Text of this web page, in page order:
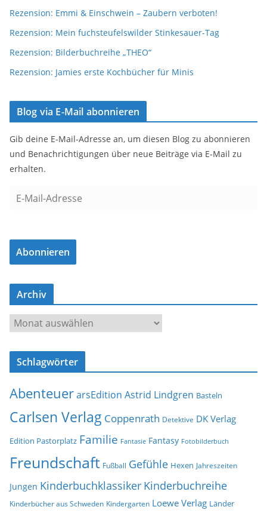
Rezension: Emmi & Einschwein – Zaubern verboten!
Rezension: Mein fuchsteufelswilder Stinkesauer-Tag
Rezension: Bilderbuchreihe „THEO“
Rezension: Jamies erste Kochbücher für Minis
Blog via E-Mail abonnieren
Gib deine E-Mail-Adresse an, um diesen Blog zu abonnieren
und Benachrichtigungen über neue Beiträge via E-Mail zu
erhalten.
a
l
-
d
s
e
Abonnieren
Archiv
r
c
v
Schlagwörter
AbenteuerarsEdition Astrid Lindgren Basteln
Carlsen Verlag Coppenrath Detektive DK Verlag
Edition Pastorplatz Familie Fantasie Fantasy Fotobilderbuch
Freundschaft Fußball Gefühle Hexen Jahreszeiten
Jungen Kinderbuchklassiker Kinderbuchreihe
Kinderbücher aus Schweden Kindergarten Loewe Verlag Länder